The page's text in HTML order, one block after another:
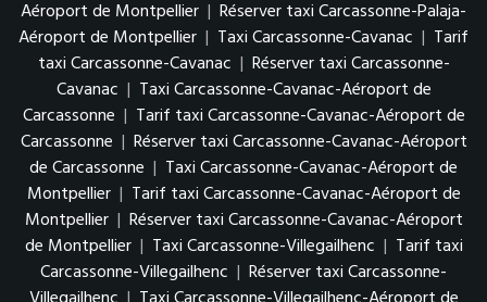
Aéroport de Montpellier | Réserver taxi Carcassonne-Palaja-
Aéroport de Montpellier | Taxi Carcassonne-Cavanac | Tarif
taxi Carcassonne-Cavanac | Réserver taxi Carcassonne-
Cavanac | Taxi Carcassonne-Cavanac-Aéroport de
Carcassonne | Tarif taxi Carcassonne-Cavanac-Aéroport de
Carcassonne | Réserver taxi Carcassonne-Cavanac-Aéroport
de Carcassonne | Taxi Carcassonne-Cavanac-Aéroport de
Montpellier | Tarif taxi Carcassonne-Cavanac-Aéroport de
Montpellier | Réserver taxi Carcassonne-Cavanac-Aéroport
de Montpellier | Taxi Carcassonne-Villegailhenc | Tarif taxi
Carcassonne-Villegailhenc | Réserver taxi Carcassonne-